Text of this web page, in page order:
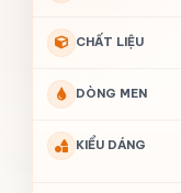
CHẤT LIỆU
DÒNG MEN
KIỂU DÁNG